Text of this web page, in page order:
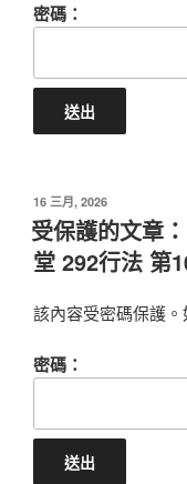
密碼：
POSTED
ON
16 三月, 2026
受保護的文章
堂 292行法 第
該內容受密碼保護
密碼：